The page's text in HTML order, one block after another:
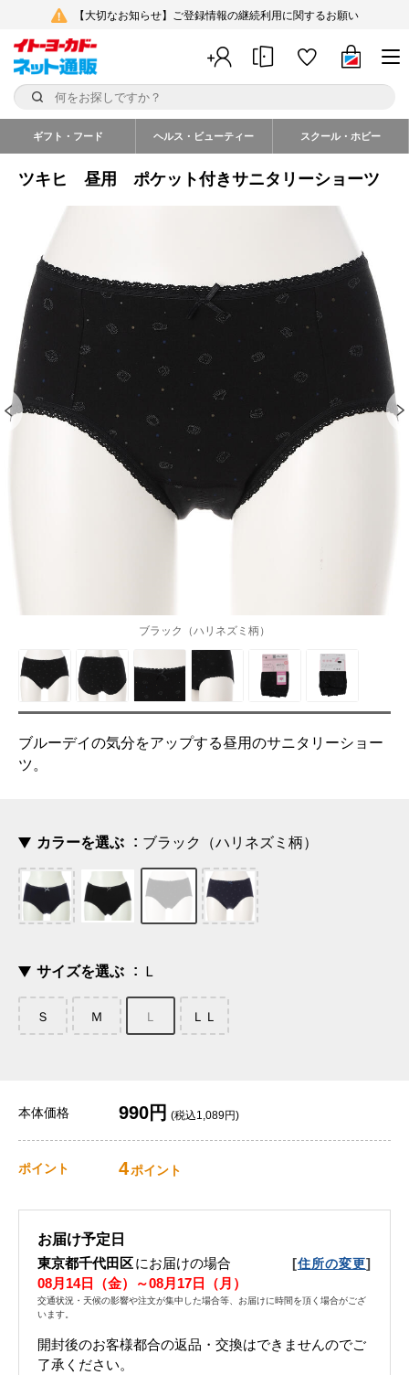
【大切なお知らせ】ご登録情報の継続利用に関するお願い
ギフト・フード ヘルス・ビューティー スクール・ホビー
ツキヒ 昼用 ポケット付きサニタリーショーツ
ブラック（ハリネズミ柄）
ブルーデイの気分をアップする昼用のサニタリーショー
ツ。
カラーを選ぶ ブラック（ハリネズミ柄）
サイズを選ぶ Ｌ
Ｓ Ｍ Ｌ ＬＬ
本体価格 990円 (税込1,089円)
ポイント 4ポイント
お届け予定日
東京都千代田区にお届けの場合 [住所の変更]
08月14日（金）～08月17日（月）
交通状況・天候の影響や注文が集中した場合等、お届けに時間を頂く場合がござ
います。
開封後のお客様都合の返品・交換はできませんのでご
了承ください。